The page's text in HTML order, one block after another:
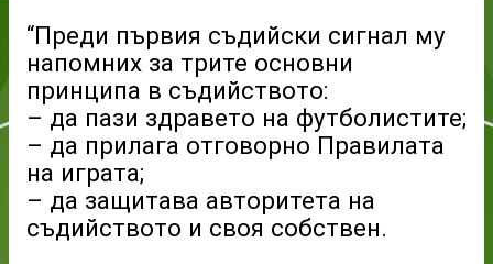
“Преди първия съдийски сигнал му
напомних за трите основни
принципа в съдийството:
– да пази здравето на футболистите;
– да прилага отговорно Правилата
на играта;
– да защитава авторитета на
съдийството и своя собствен.